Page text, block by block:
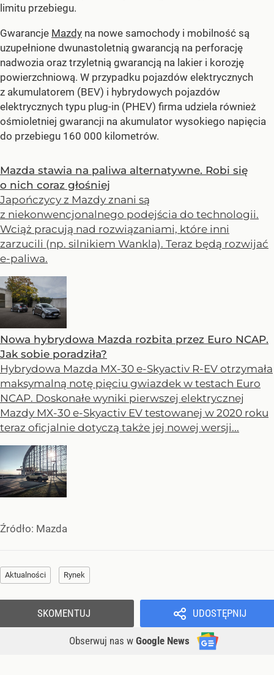
limitu przebiegu.
Gwarancje Mazdy na nowe samochody i mobilność są
uzupełnione dwunastoletnią gwarancją na perforację
nadwozia oraz trzyletnią gwarancją na lakier i korozję
powierzchniową. W przypadku pojazdów elektrycznych
z akumulatorem (BEV) i hybrydowych pojazdów
elektrycznych typu plug-in (PHEV) firma udziela również
ośmioletniej gwarancji na akumulator wysokiego napięcia
do przebiegu 160 000 kilometrów.
Mazda stawia na paliwa alternatywne. Robi się
o nich coraz głośniej
Japończycy z Mazdy znani są
z niekonwencjonalnego podejścia do technologii.
Wciąż pracują nad rozwiązaniami, które inni
zarzucili (np. silnikiem Wankla). Teraz będą rozwijać
e-paliwa.
Nowa hybrydowa Mazda rozbita przez Euro NCAP.
Jak sobie poradziła?
Hybrydowa Mazda MX-30 e-Skyactiv R-EV otrzymała
maksymalną notę pięciu gwiazdek w testach Euro
NCAP. Doskonałe wyniki pierwszej elektrycznej
Mazdy MX-30 e-Skyactiv EV testowanej w 2020 roku
teraz oficjalnie dotyczą także jej nowej wersji...
Źródło: Mazda
Aktualności Rynek
UDOSTĘPNIJ
Obserwuj nas w Google News
SKOMENTUJ